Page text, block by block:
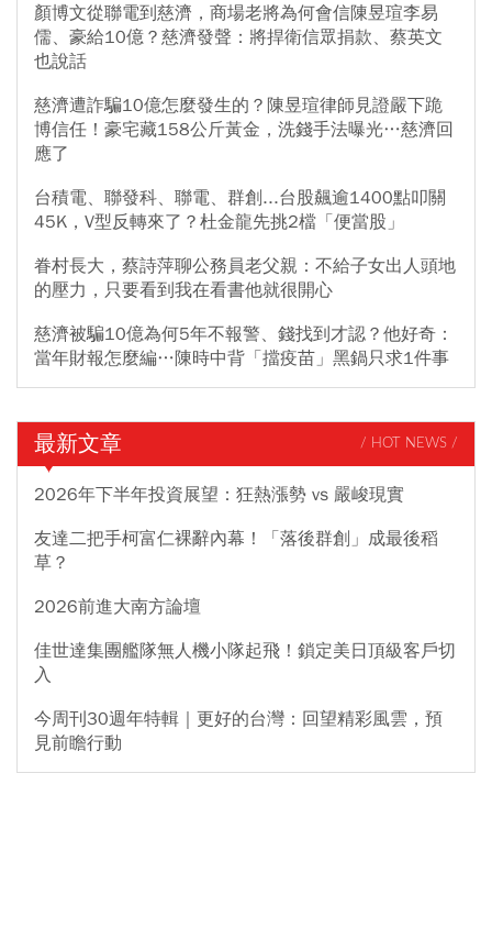
顏博文從聯電到慈濟，商場老將為何會信陳昱瑄李易
儒、豪給10億？慈濟發聲：將捍衛信眾捐款、蔡英文
也說話
慈濟遭詐騙10億怎麼發生的？陳昱瑄律師見證嚴下跪
博信任！豪宅藏158公斤黃金，洗錢手法曝光…慈濟回
應了
台積電、聯發科、聯電、群創...台股飆逾1400點叩關
45K，V型反轉來了？杜金龍先挑2檔「便當股」
眷村長大，蔡詩萍聊公務員老父親：不給子女出人頭地
的壓力，只要看到我在看書他就很開心
慈濟被騙10億為何5年不報警、錢找到才認？他好奇：
當年財報怎麼編…陳時中背「擋疫苗」黑鍋只求1件事
最新文章 / HOT NEWS /
2026年下半年投資展望：狂熱漲勢 vs 嚴峻現實
友達二把手柯富仁裸辭內幕！「落後群創」成最後稻
草？
2026前進大南方論壇
佳世達集團艦隊無人機小隊起飛！鎖定美日頂級客戶切
入
今周刊30週年特輯｜更好的台灣：回望精彩風雲，預
見前瞻行動